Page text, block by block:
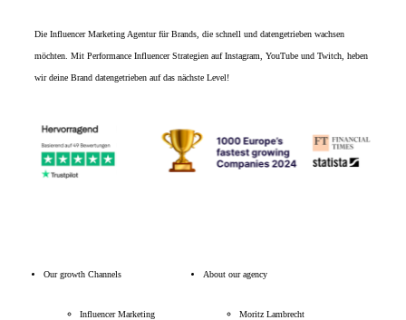
Die Influencer Marketing Agentur für Brands, die schnell und datengetrieben wachsen
möchten. Mit Performance Influencer Strategien auf Instagram, YouTube und Twitch, heben
wir deine Brand datengetrieben auf das nächste Level!
Our growth Channels
Influencer Marketing
About our agency
Moritz Lambrecht